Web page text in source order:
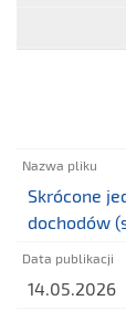
Plik:
QSr
I
/
Skrócone
dochodów
14.05.2026